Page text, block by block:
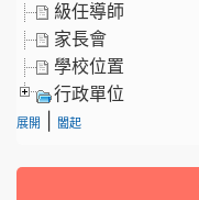
級任導師
家長會
學校位置
行政單位
展開 闔起